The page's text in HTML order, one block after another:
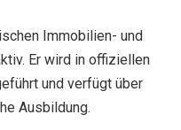
Immobilien- und
Er wird in offiziellen
und verfügt über
Ausbildung.